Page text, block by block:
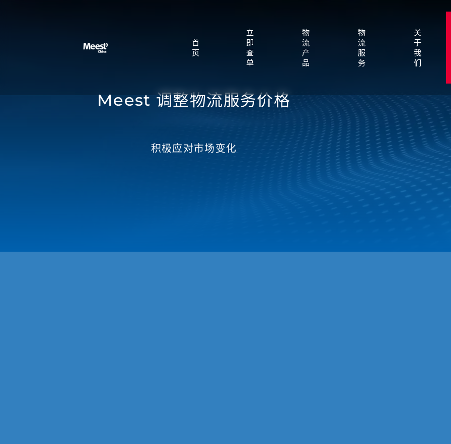
首
页
立
即
查
单
物
流
产
品
物
流
服
务
关
于
我
们
Meest 调整物流服务价格
积极应对市场变化